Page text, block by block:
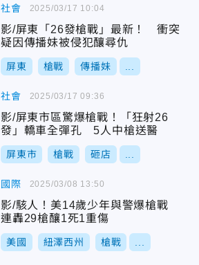
社會
影/屏東「26發槍戰」最新！ 衝突
疑因傳播妹被侵犯釀尋仇
屏東 槍戰 傳播妹
2025/03/17 10:04
社會
影/屏東市區驚爆槍戰！「狂射26
發」轎車全彈孔 5人中槍送醫
屏東市 槍戰 砸店
2025/03/17 09:36
國際
影/駭人！美14歲少年與警爆槍戰
連轟29槍釀1死1重傷
美國 紐澤西州 槍戰
2025/03/08 13:50